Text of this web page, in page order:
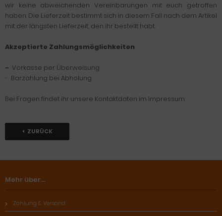
wir keine abweichenden Vereinbarungen mit euch getroffen
haben. Die Lieferzeit bestimmt sich in diesem Fall nach dem Artikel
mit der längsten Lieferzeit, den ihr bestellt habt.
Akzeptierte Zahlungsmöglichkeiten
- Vorkasse per Überweisung
- Barzahlung bei Abholung
Bei Fragen findet ihr unsere Kontaktdaten im Impressum.
ZURÜCK
Mehr über...
Zahlung & Versand